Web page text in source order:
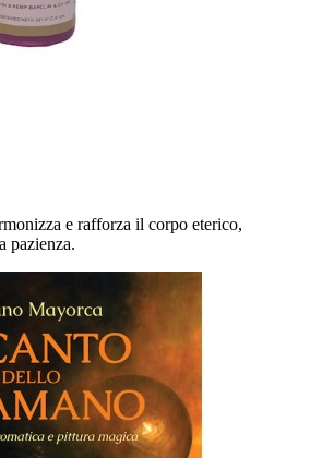
e rafforza il corpo eterico,
pazienza.